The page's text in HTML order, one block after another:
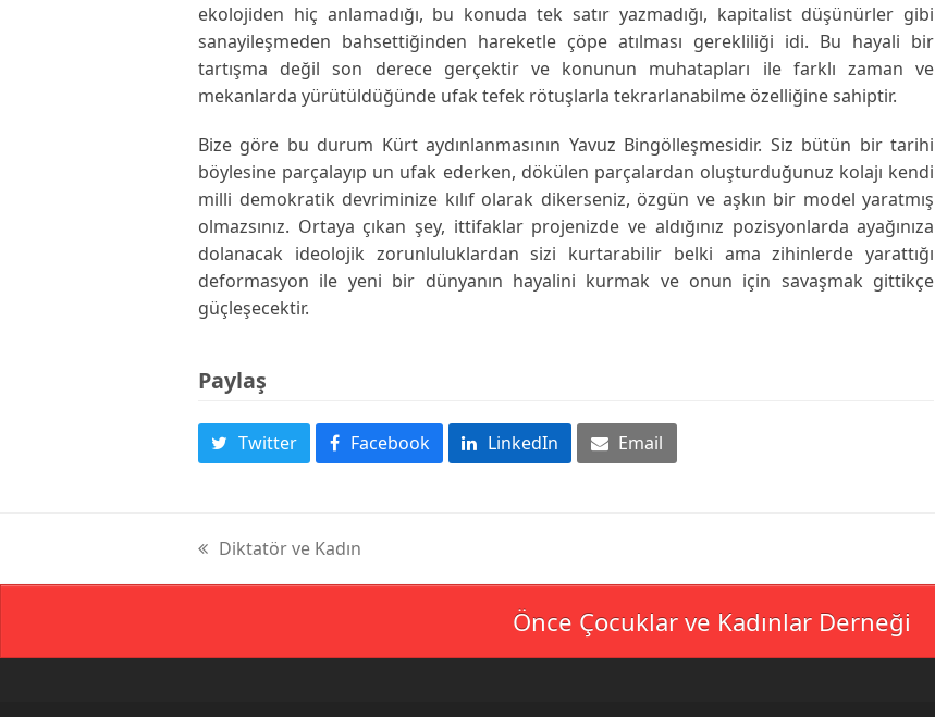
ekolojiden hiç anlamadığı, bu konuda tek satır yazmadığı, kapitalist düşünürler gibi
sanayileşmeden bahsettiğinden hareketle çöpe atılması gerekliliği idi. Bu hayali bir
tartışma değil son derece gerçektir ve konunun muhatapları ile farklı zaman ve
mekanlarda yürütüldüğünde ufak tefek rötuşlarla tekrarlanabilme özelliğine sahiptir.
Bize göre bu durum Kürt aydınlanmasının Yavuz Bingölleşmesidir. Siz bütün bir tarihi
böylesine parçalayıp un ufak ederken, dökülen parçalardan oluşturduğunuz kolajı kendi
milli demokratik devriminize kılıf olarak dikerseniz, özgün ve aşkın bir model yaratmış
olmazsınız. Ortaya çıkan şey, ittifaklar projenizde ve aldığınız pozisyonlarda ayağınıza
dolanacak ideolojik zorunluluklardan sizi kurtarabilir belki ama zihinlerde yarattığı
deformasyon ile yeni bir dünyanın hayalini kurmak ve onun için savaşmak gittikçe
güçleşecektir.
Paylaş
Twitter Facebook LinkedIn Email
previous
post:
Diktatör ve Kadın
Önce Çocuklar ve Kadınlar Derneği